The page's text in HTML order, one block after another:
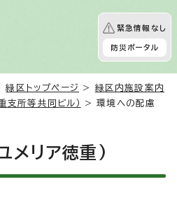
緊急情報なし
防災ポータル
緑区トップページ > 緑区内施設案内
支所等共同ビル）
> 環境への配慮
メリア徳重)